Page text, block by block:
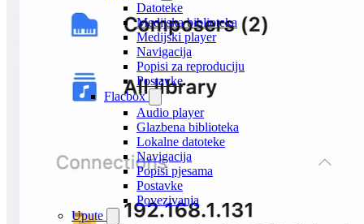
Datoteke
Medijska biblioteka
Medijski player
Navigacija
Popisi za reproduciju
Postavke
Flacbox
Audio player
Glazbena biblioteka
Lokalne datoteke
Navigacija
Popisi pjesama
Postavke
Povezivanja
Upute